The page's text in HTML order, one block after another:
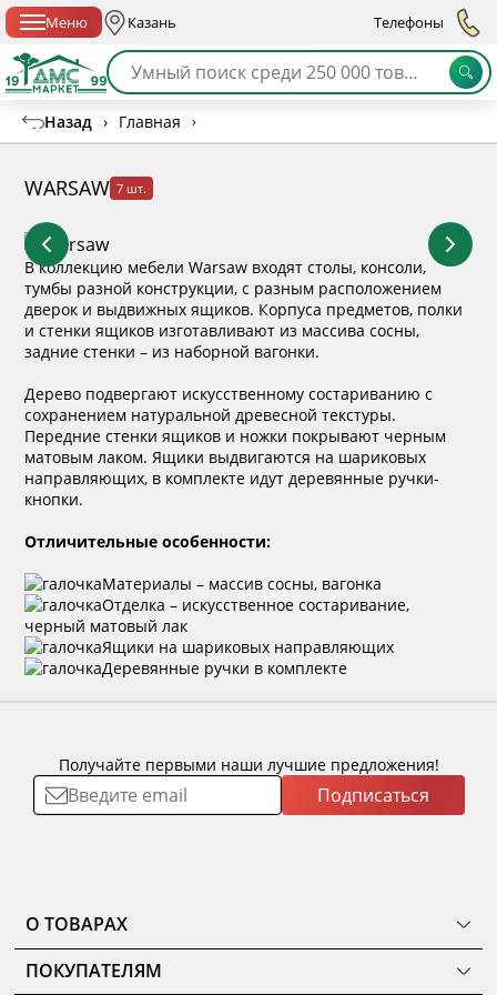
Меню Казань Телефоны
Назад › Главная ›
WARSAW 7 шт.
В коллекцию мебели Warsaw входят столы, консоли,
тумбы разной конструкции, с разным расположением
дверок и выдвижных ящиков. Корпуса предметов, полки
и стенки ящиков изготавливают из массива сосны,
задние стенки – из наборной вагонки.
Дерево подвергают искусственному состариванию с
сохранением натуральной древесной текстуры.
Передние стенки ящиков и ножки покрывают черным
матовым лаком. Ящики выдвигаются на шариковых
направляющих, в комплекте идут деревянные ручки-
кнопки.
Отличительные особенности:
Материалы – массив сосны, вагонка
Отделка – искусственное состаривание,
черный матовый лак
Ящики на шариковых направляющих
Деревянные ручки в комплекте
Получайте первыми наши лучшие предложения!
Подписаться
О ТОВАРАХ
ТОВАРЫ
КОМНАТЫ
ПОКУПАТЕЛЯМ